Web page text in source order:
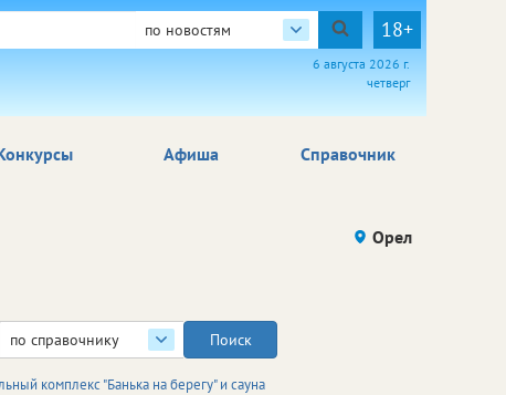
по новостям 18+
6 августа 2026 г.
четверг
Афиша Справочник
Орел
по справочнику
комплекс "Банька на берегу" и сауна